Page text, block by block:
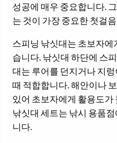
성공에 매우 중요합니다.
는 것이 가장 중요한 첫걸
스피닝 낚싯대는 초보자에
습니다. 낚싯대 하단에 스
대는 루어를 던지거나 지
때 적합합니다. 해안이나
있어 초보자에게 활용도가
낚싯대 세트는 낚시 용품
니다.